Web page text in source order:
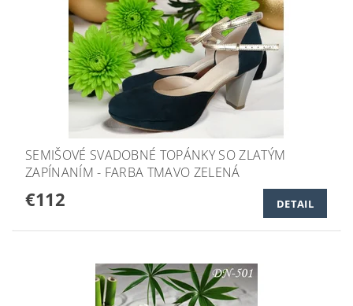
SEMIŠOVÉ SVADOBNÉ TOPÁNKY SO ZLATÝM
ZAPÍNANÍM - FARBA TMAVO ZELENÁ
€112 DETAIL